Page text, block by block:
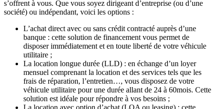
s’offrent à vous. Que vous soyez dirigeant d’entreprise (ou d’une
société) ou indépendant, voici les options :
L’achat direct avec ou sans crédit contracté auprès d’une
banque : cette solution de financement vous permet de
disposer immédiatement et en toute liberté de votre véhicule
utilitaire ;
La location longue durée (LLD) : en échange d’un loyer
mensuel comprenant la location et des services tels que les
frais de réparation, l’entretien…, vous disposez de votre
véhicule utilitaire pour une durée allant de 24 à 60mois. Cette
solution est idéale pour répondre à vos besoins ;